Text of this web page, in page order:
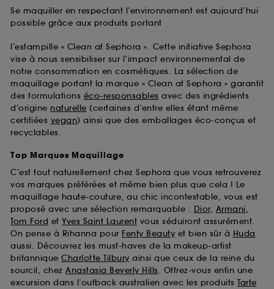
Se maquiller en respectant l’environnement est aujourd’hui
possible grâce aux produits portant
l’estampille « Clean at Sephora ». Cette initiative Sephora
vise à nous sensibiliser sur l’impact environnemental de
notre consommation en cosmétiques. La sélection de
maquillage portant la marque « Clean at Sephora » garantit
des formulations éco-responsables avec des ingrédients
d’origine naturelle (certaines d’entre elles étant même
certifiées vegan) ainsi que des emballages éco-conçus et
recyclables.
Top Marques Maquillage
C’est tout naturellement chez Sephora que vous retrouverez
vos marques préférées et même bien plus que cela ! Le
maquillage haute-couture, au chic incontestable, vous est
proposé avec une sélection remarquable : Dior, Armani,
Tom Ford et Yves Saint Laurent vous séduiront assurément.
On pense à Rihanna pour Fenty Beauty et bien sûr à Huda
aussi. Découvrez les must-haves de la makeup-artist
britannique Charlotte Tilbury ainsi que ceux de la reine du
sourcil, chez Anastasia Beverly Hills. Offrez-vous enfin une
excursion dans l’outback australien avec les produits Tarte